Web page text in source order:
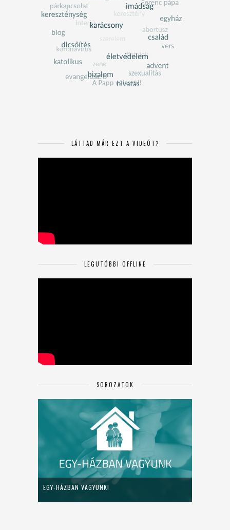
LÁTTAD MÁR EZT A VIDEÓT?
LEGUTÓBBI OFFLINE
SOROZATOK
EGY-HÁZBAN VAGYUNK!